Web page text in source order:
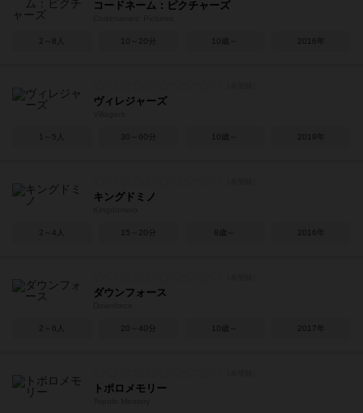
コードネーム：ピクチャーズ
2～8人 10～20分 10歳～ 2016年
ヴィレジャーズ
1～5人 30～60分 10歳～ 2019年
キングドミノ
2～4人 15～20分 8歳～ 2016年
ダウンフォース
2～6人 20～40分 10歳～ 2017年
トポロメモリー